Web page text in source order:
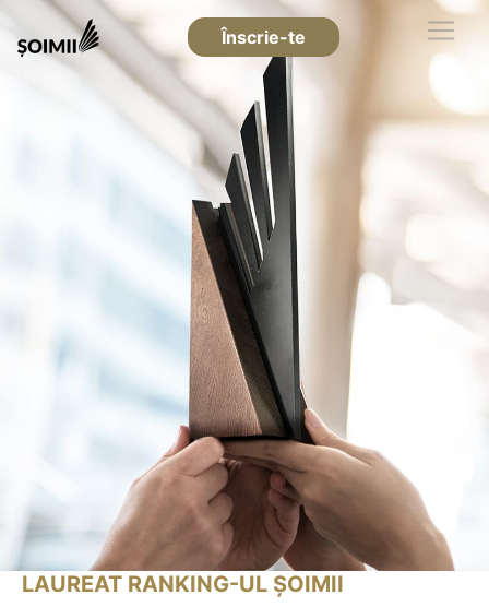
Înscrie-te
LAUREAT RANKING-UL ȘOIMII